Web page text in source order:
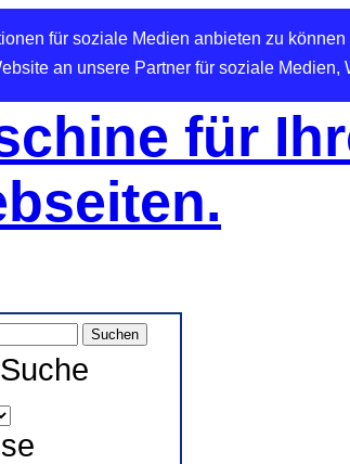
für soziale Medien anbieten zu
an unsere Partner für soziale Medien,
für